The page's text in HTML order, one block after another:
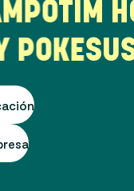
TIM